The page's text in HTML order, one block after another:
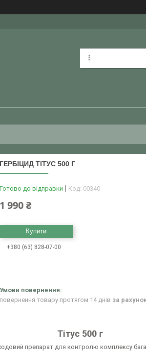
ГЕРБІЦИД ТІТУС 500 Г
Готово до відправки Код: 00340
1 990 ₴
Купити
+380 (63) 828-07-00
повернення товару протягом 14 днів за
Тітус 500 г
препарат для контролю комплексу